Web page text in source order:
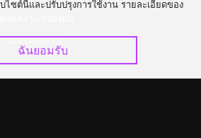
ร่วมงานกับเรา
ไซต์นี้และปรับปรุงการใช้งาน รายละเอียดของ
ฉันยอมรับ